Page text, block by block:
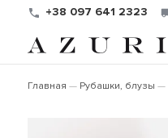
+38 097 641 2323
Главная Рубашки, блузы